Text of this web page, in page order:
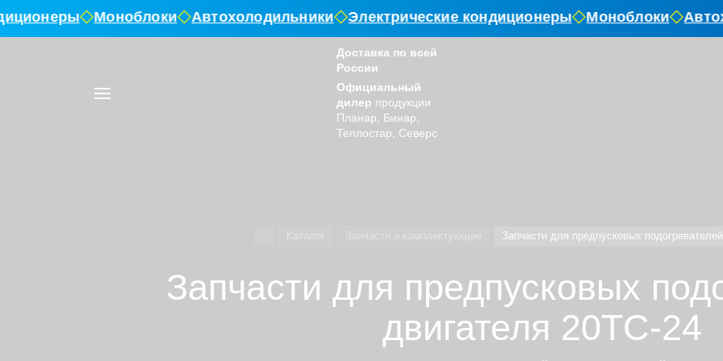
Моноблоки Автохолодильники Электрические кондиционеры Моноблоки
в каталоге
Найти
Доставка по всей
России
Официальный
дилер продукции
Планар, Бинар,
Теплостар, Северс
Запчасти для предпусковых
Запчасти для предпусковых
двигателя 20ТС-24